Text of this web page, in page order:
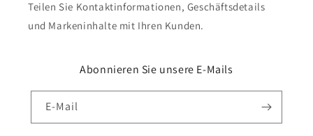
Teilen Sie Kontaktinformationen, Geschäftsdetails
und Markeninhalte mit Ihren Kunden.
Abonnieren Sie unsere E-Mails
E-Mail